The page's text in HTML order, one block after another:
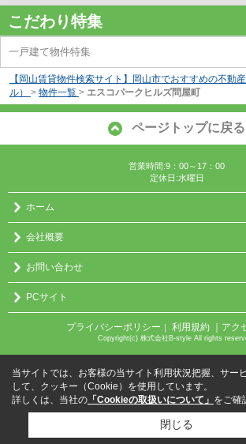
こだわり特集
一戸建て物件特集
【岡山賃貸物件検索サイト】岡山市でおすすめの不動
ル）
> 物件一覧 > エスコパークヒルズ問屋町
ページトップに戻る
営業時間:9：00～17：00
定休日:水曜日
ホーム
会社概要
お問い合わせ
PCサイト
プライバシーポリシー 利用規約 ｜アク
Copyright(c) 株式会社B-style All rights
当サイトでは、お客様の当サイト利用状況把握、サー
して、クッキー（Cookie）を使用しています。
詳しくは、当社の 「Cookieの取扱いについて」 をご確
閉じる